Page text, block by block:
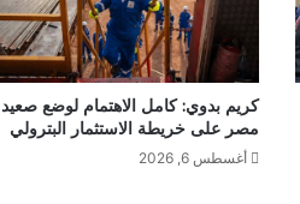
كريم بدوي: كامل الاهتمام لوضع صعيد
مصر على خريطة الاستثمار البترولي
أغسطس 6, 2026